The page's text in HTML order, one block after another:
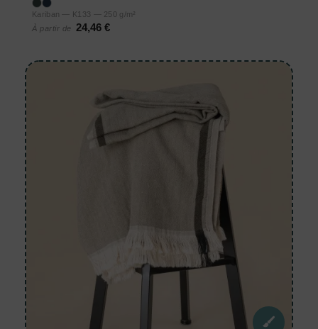
Kariban — K133 — 250 g/m²
À partir de
24,46 €